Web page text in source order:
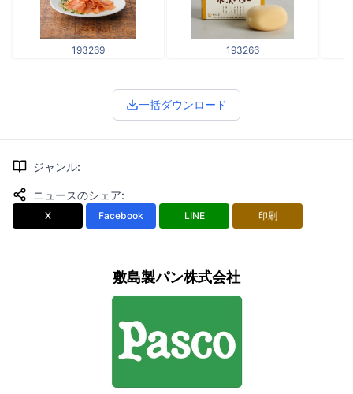
193269 193266
一括ダウンロード
ジャンル:
ニュースのシェア:
X Facebook LINE 印刷
敷島製パン株式会社